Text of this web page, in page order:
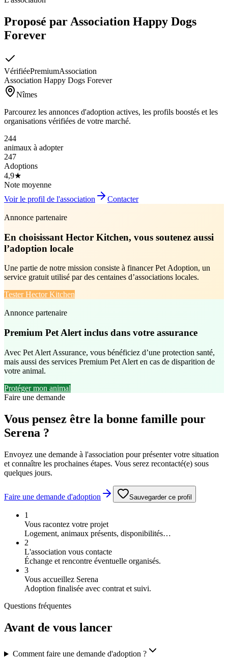
Proposé par Association Happy Dogs
Forever
VérifiéePremiumAssociation
Association Happy Dogs Forever
Nîmes
Parcourez les annonces d'adoption actives, les profils boostés et les
organisations vérifiées de votre marché.
244
animaux à adopter
247
Adoptions
4,9★
Note moyenne
Voir le profil de l'association
Contacter
Annonce partenaire
En choisissant Hector Kitchen, vous soutenez aussi
l’adoption locale
Une partie de notre mission consiste à financer Pet Adoption, un
service gratuit utilisé par des centaines d’associations locales.
Tester Hector Kitchen
Annonce partenaire
Premium Pet Alert inclus dans votre assurance
Avec Pet Alert Assurance, vous bénéficiez d’une protection santé,
mais aussi des services Premium Pet Alert en cas de disparition de
votre animal.
Protéger mon animal
Faire une demande
Vous pensez être la bonne famille pour
Serena ?
Envoyez une demande à l'association pour présenter votre situation
et connaître les prochaines étapes. Vous serez recontacté(e) sous
quelques jours.
Faire une demande d'adoption Sauvegarder ce profil
1
Vous racontez votre projet
Logement, animaux présents, disponibilités…
2
L'association vous contacte
Échange et rencontre éventuelle organisés.
3
Vous accueillez Serena
Adoption finalisée avec contrat et suivi.
Questions fréquentes
Avant de vous lancer
Comment faire une demande d'adoption ?